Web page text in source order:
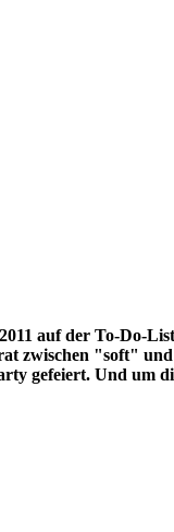
auf der To-Do-
zwischen "soft"
gefeiert. Und um